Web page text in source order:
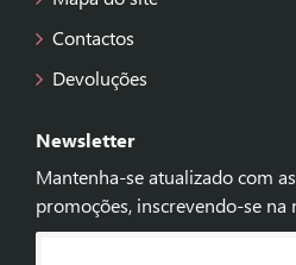
Contactos
Devoluções
Newsletter
Mantenha-se atualizado com
promoções, inscrevendo-se na